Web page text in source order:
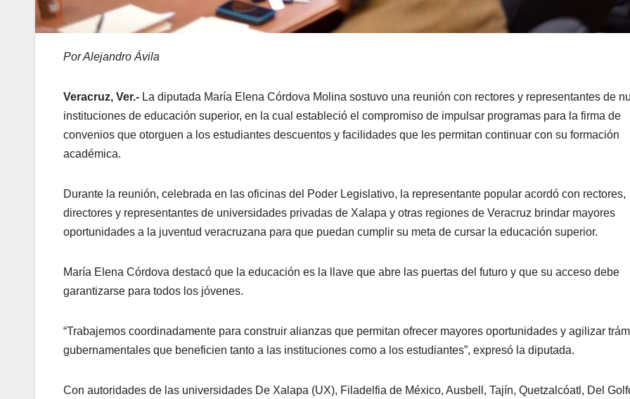
Por Alejandro Ávila
Veracruz, Ver.- La diputada María Elena Córdova Molina sostuvo una reunión con rectores y representantes de
instituciones de educación superior, en la cual estableció el compromiso de impulsar programas para la firma de
convenios que otorguen a los estudiantes descuentos y facilidades que les permitan continuar con su formación
académica.
Durante la reunión, celebrada en las oficinas del Poder Legislativo, la representante popular acordó con rectores,
directores y representantes de universidades privadas de Xalapa y otras regiones de Veracruz brindar mayores
oportunidades a la juventud veracruzana para que puedan cumplir su meta de cursar la educación superior.
María Elena Córdova destacó que la educación es la llave que abre las puertas del futuro y que su acceso debe
garantizarse para todos los jóvenes.
“Trabajemos coordinadamente para construir alianzas que permitan ofrecer mayores oportunidades y agilizar
gubernamentales que beneficien tanto a las instituciones como a los estudiantes”, expresó la diputada.
Con autoridades de las universidades De Xalapa (UX), Filadelfia de México, Ausbell, Tajín, Quetzalcóatl, Del